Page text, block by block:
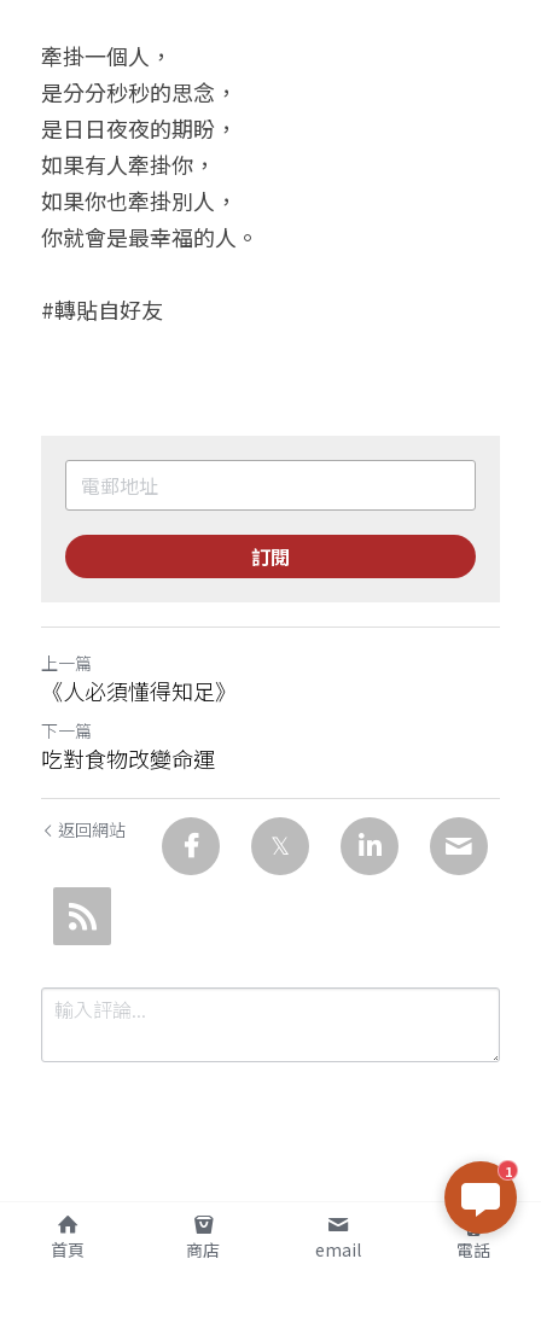
團隊訓練營
五行八字線上班
牽掛一個人，
是分分秒秒的思念，
是日日夜夜的期盼，
如果有人牽掛你，
如果你也牽掛別人，
你就會是最幸福的人。
#轉貼自好友
訂閱
上一篇
《人必須懂得知足》
下一篇
吃對食物改變命運
返回網站
提交
1
首頁 商店 email 電話